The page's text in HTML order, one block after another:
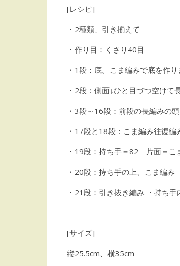
[レシピ]
・2種類、引き揃えて
・作り目：くさり40目
・1段：底。こま編みで底を作
・2段：側面↓ひと目づつ空けて
・3段～16段：前段の長編みの
・17段と18段：こま編み往復編
・19段：持ち手＝82 片面＝こ
・20段：持ち手の上、こま編み
・21段：引き抜き編み ・持ち
[サイズ]
縦25.5cm、横35cm